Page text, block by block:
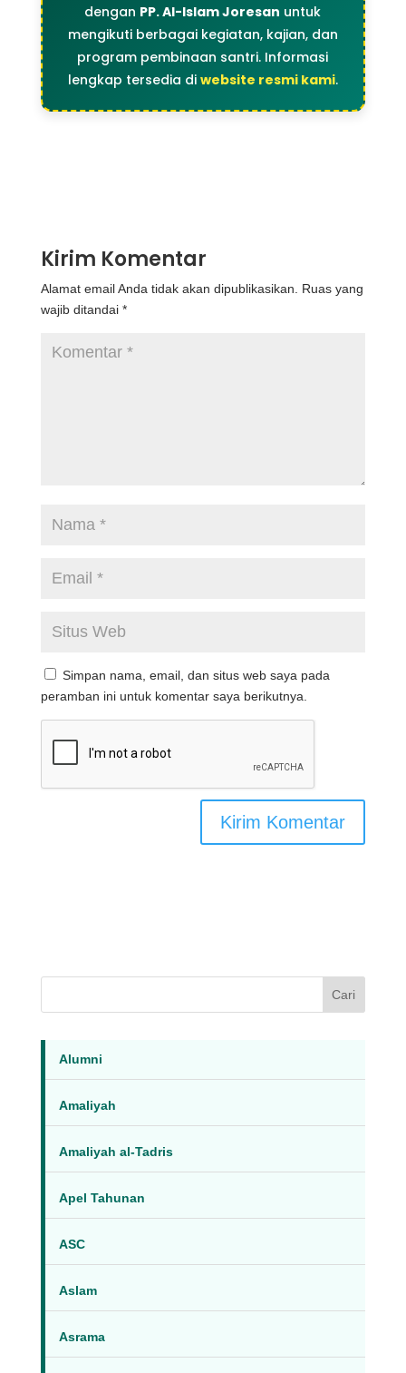
dengan PP. Al-Islam Joresan untuk
mengikuti berbagai kegiatan, kajian, dan
program pembinaan santri. Informasi
lengkap tersedia di website resmi kami.
Kirim Komentar
Alamat email Anda tidak akan dipublikasikan.
Ruas yang
wajib ditandai *
Simpan nama, email, dan situs web saya pada
peramban ini untuk komentar saya berikutnya.
Cari
Alumni
Amaliyah
Amaliyah al-Tadris
Apel Tahunan
ASC
Aslam
Asrama